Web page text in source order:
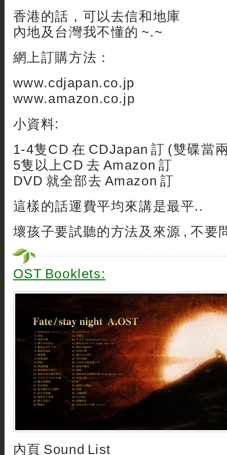
香港的話，可以去信和地庫
內地及台灣我不懂的 ~.~
網上訂購方法：
www.cdjapan.co.jp
www.amazon.co.jp
小資料:
1-4隻CD 在 CDJapan 訂 (雙碟當
5隻以上CD 去 Amazon 訂
DVD 就全部去 Amazon 訂
這樣的話運費平均來講是最平..
壞孩子要試聽的方法及來源 , 不要
OST Booklets:
內頁 Sound List